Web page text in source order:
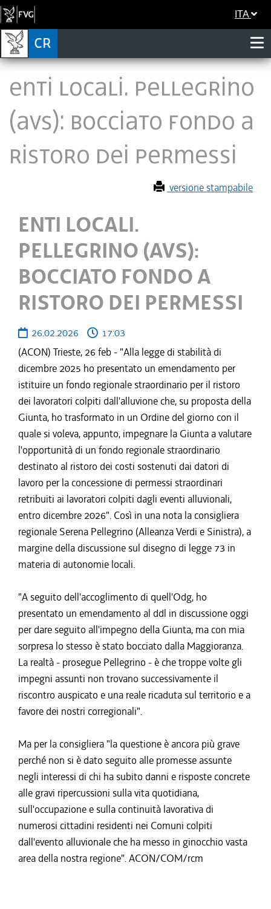
ITA
ENTI LOCALI. PELLEGRINO
(AVS): BOCCIATO FONDO A
RISTORO DEI PERMESSI
versione stampabile
ENTI LOCALI.
PELLEGRINO (AVS):
BOCCIATO FONDO A
RISTORO DEI PERMESSI
26.02.2026
17:03
(ACON) Trieste, 26 feb - "Alla legge di stabilità di
dicembre 2025 ho presentato un emendamento per
istituire un fondo regionale straordinario per il ristoro
dei lavoratori colpiti dall'alluvione che, su proposta della
Giunta, ho trasformato in un Ordine del giorno con il
quale si voleva, appunto, impegnare la Giunta a valutare
l'opportunità di un fondo regionale straordinario
destinato al ristoro dei costi sostenuti dai datori di
lavoro per la concessione di permessi straordinari
retribuiti ai lavoratori colpiti dagli eventi alluvionali,
entro dicembre 2026". Così in una nota la consigliera
regionale Serena Pellegrino (Alleanza Verdi e Sinistra), a
margine della discussione sul disegno di legge 73 in
materia di autonomie locali.
"A seguito dell'accoglimento di quell'Odg, ho
presentato un emendamento al ddl in discussione oggi
per dare seguito all'impegno della Giunta, ma con mia
sorpresa lo stesso è stato bocciato dalla Maggioranza.
La realtà - prosegue Pellegrino - è che troppe volte gli
impegni assunti non trovano successivamente il
riscontro auspicato e una reale ricaduta sul territorio e a
favore dei nostri corregionali".
Ma per la consigliera "la questione è ancora più grave
perché non si è dato seguito alle promesse assunte
negli interessi di chi ha subito danni e risposte concrete
alle gravi ripercussioni sulla vita quotidiana,
sull'occupazione e sulla continuità lavorativa di
numerosi cittadini residenti nei Comuni colpiti
dall'evento alluvionale che ha messo in ginocchio vasta
area della nostra regione". ACON/COM/rcm